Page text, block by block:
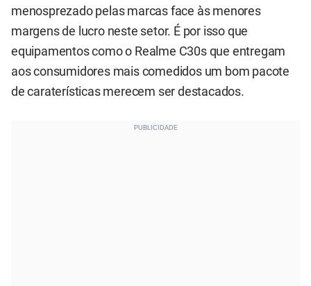
menosprezado pelas marcas face às menores
margens de lucro neste setor. É por isso que
equipamentos como o Realme C30s que entregam
aos consumidores mais comedidos um bom pacote
de caraterísticas merecem ser destacados.